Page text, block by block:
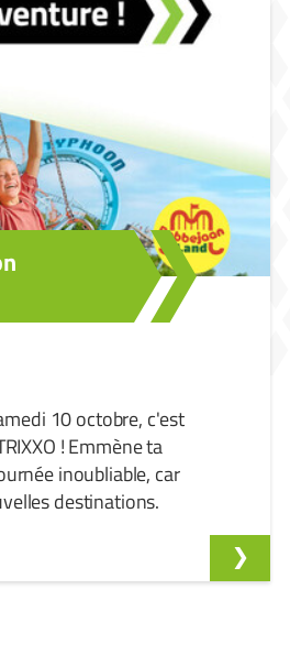
10 octobre, c'est
! Emmène ta
inoubliable, car
destinations.